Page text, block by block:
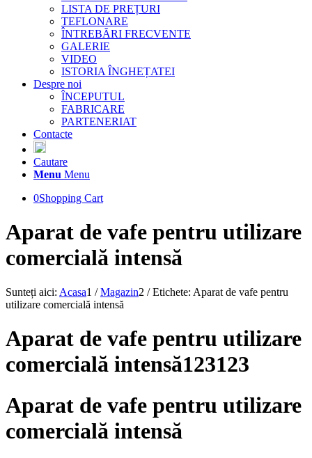
LISTA DE PREȚURI
TEFLONARE
ÎNTREBĂRI FRECVENTE
GALERIE
VIDEO
ISTORIA ÎNGHEȚATEI
Despre noi
ÎNCEPUTUL
FABRICARE
PARTENERIAT
Contacte
Cautare
Menu Menu
0Shopping Cart
Aparat de vafe pentru utilizare
comercială intensă
Sunteți aici: Acasa1 / Magazin2 / Etichete: Aparat de vafe pentru
utilizare comercială intensă
Aparat de vafe pentru utilizare
comercială intensă123123
Aparat de vafe pentru utilizare
comercială intensă